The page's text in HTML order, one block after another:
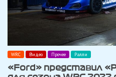
WRC Видео Прочее Ралли
«Ford» представил